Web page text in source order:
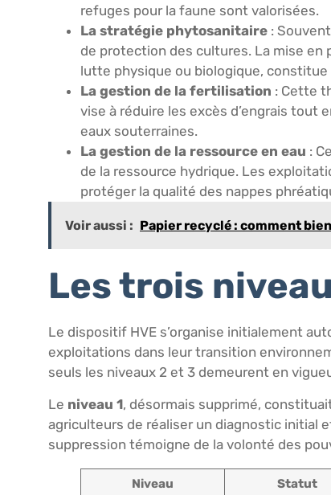
refuges pour la faune sont valorisées.
La stratégie phytosanitaire :
de protection des cultures. La mise
lutte physique ou biologique,
La gestion de la fertilisation : Cette
vise à réduire les excès d’engrais
eaux souterraines.
La gestion de la ressource en eau :
de la ressource hydrique. Les
protéger la qualité des nappes
Voir aussi : Papier recyclé : comment
Les trois
Le dispositif HVE s’organise initialement
exploitations dans leur transition
seuls les niveaux 2 et 3 demeurent en
Le niveau 1, désormais supprimé,
agriculteurs de réaliser un diagnostic initial
suppression témoigne de la volonté des
Niveau Statut